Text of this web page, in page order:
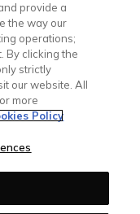
les cookies
provide a
the way our
operations;
By clicking the
strictly
our website. All
more
Policy